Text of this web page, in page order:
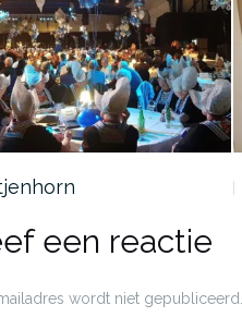
een reactie
wordt niet gepubliceerd.